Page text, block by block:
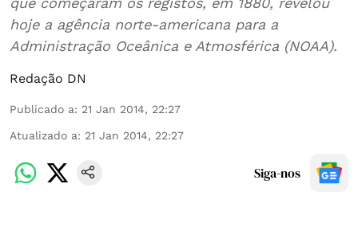
hoje a agência norte-americana para a
Administração Oceânica e Atmosférica (NOAA).
Redação DN
Publicado a: 21 Jan 2014, 22:27
Atualizado a: 21 Jan 2014, 22:27
Siga-nos